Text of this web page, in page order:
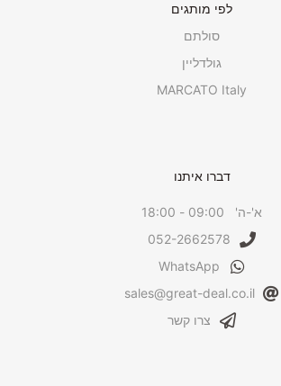
לפי מותגים
סולתם
גולדליין
MARCATO Italy
דברו איתנו
א'-ה' 09:00 - 18:00
052-2662578
WhatsApp
sales@great-deal.co.il
צרו קשר